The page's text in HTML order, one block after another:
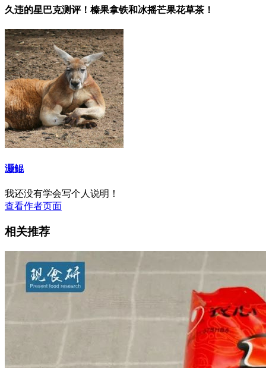
久违的星巴克测评！榛果拿铁和冰摇芒果花草茶！
灏鲲
我还没有学会写个人说明！
查看作者页面
相关推荐